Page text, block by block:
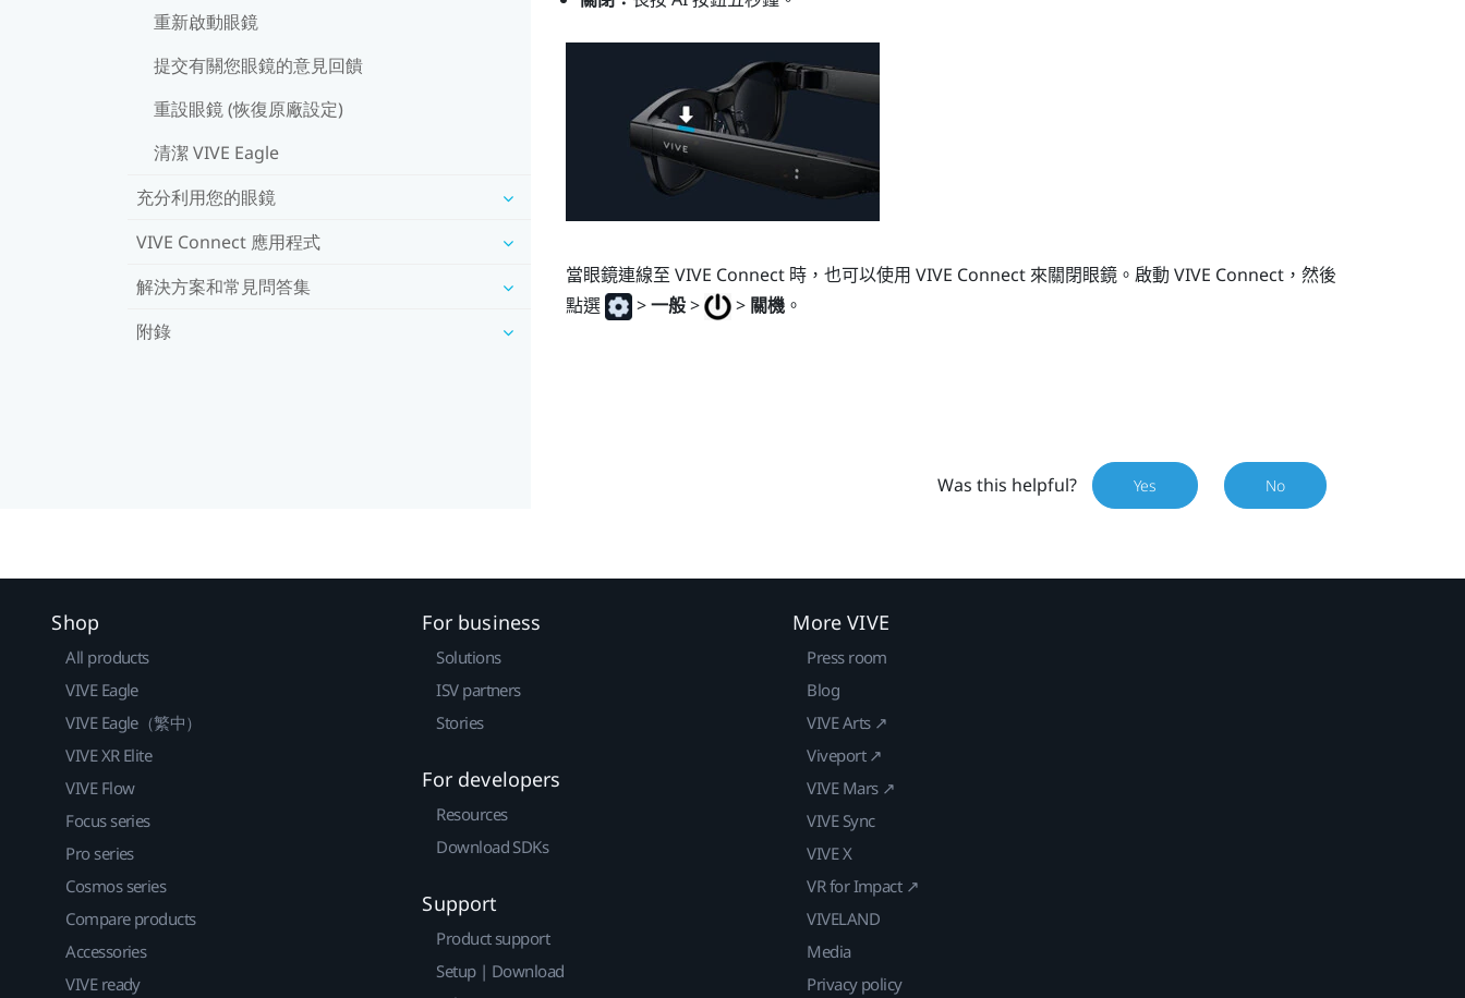
重新啟動眼鏡
提交有關您眼鏡的意見回饋
重設眼鏡 (恢復原廠設定)
清潔 VIVE Eagle
充分利用您的眼鏡
VIVE Connect 應用程式
解決方案和常見問答集
附錄
當眼鏡連線至 VIVE Connect時，也可以使用 VIVE Connect 來關閉眼鏡。啟動 VIVE Connect，然後
點選
>一般> > 關機。
Was this helpful? Yes No
Shop
All products
VIVE Eagle
VIVE Eagle（繁中）
VIVE XR Elite
VIVE Flow
Focus series
Pro series
Cosmos series
Compare products
Accessories
VIVE ready
For business
Solutions
ISV partners
Stories
For developers
Resources
Download SDKs
Support
Product support
Setup | Download
More VIVE
Press room
Blog
VIVE Arts ↗
Viveport ↗
VIVE Mars ↗
VIVE Sync
VIVE X
VR for Impact ↗
VIVELAND
Media
Privacy policy